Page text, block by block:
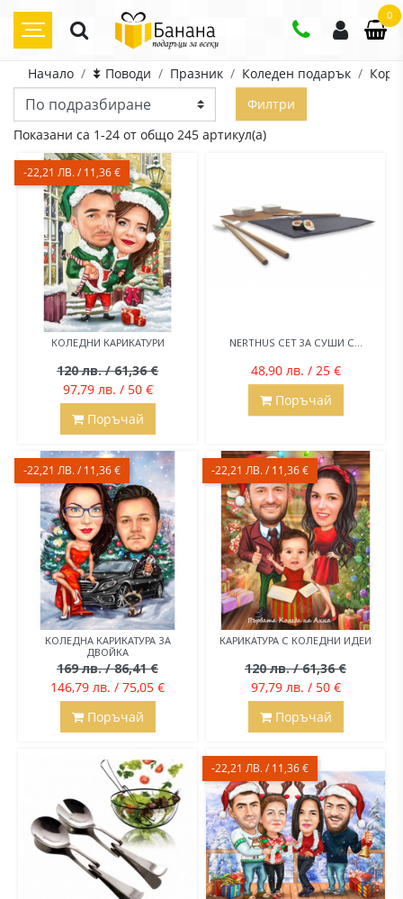
0
Начало ⯯ Поводи Празник Коледен подарък
Филтри
Показани са 1-24 от общо 245 артикул(а)
КОЛЕДНИ КАРИКАТУРИ
120 лв. / 61,36 €
97,79 лв. / 50 €
-22,21 ЛВ. / 11,36 €
Поръчай
NERTHUS СЕТ ЗА СУШИ С...
48,90 лв. / 25 €
Поръчай
КОЛЕДНА КАРИКАТУРА ЗА
ДВОЙКА
169 лв. / 86,41 €
146,79 лв. / 75,05 €
-22,21 ЛВ. / 11,36 €
Поръчай
КАРИКАТУРА С КОЛЕДНИ ИДЕИ
120 лв. / 61,36 €
97,79 лв. / 50 €
-22,21 ЛВ. / 11,36 €
Поръчай
-22,21 ЛВ. / 11,36 €